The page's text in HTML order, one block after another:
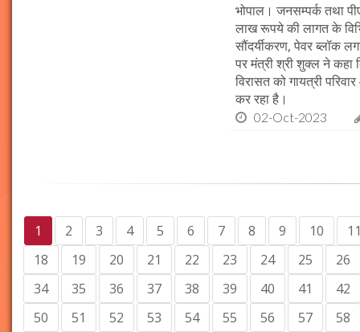
भोपाल। जनसम्पर्क तथा
लाख रूपये की लागत के
सौंदर्यीकरण, पेवर ब्लॉक
पर मंत्री श्री शुक्ल ने कहा
विरासत को गायत्री
कर रहा है।
02-Oct-2023
1 2 3 4 5 6 7 8 9 10
18
19 20 21 22 23 24 25
26
34
35 36 37 38 39 40 41
42
50
51 52 53 54 55 56 57
58